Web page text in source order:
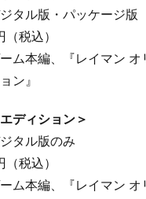
タル版・パッケージ版
税込）
ム本編、『レイマン オ
ン』
ディション＞
タル版のみ
税込）
ム本編、『レイマン オ